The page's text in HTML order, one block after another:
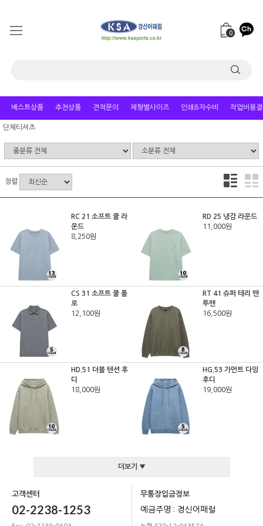
0
베스트상품 추천상품 견적문의 체형별사이즈 인쇄&자수비 작업비용
단체티셔츠
정렬
RC 21 소프트 쿨 라
운드
8,250원
RD 25 냉감 라운드
11,000원
CS 31 소프트 쿨 폴
로
12,100원
RT 41 슈퍼 테리 맨
투맨
16,500원
HD.51 더블 텐션 후
디
18,000원
HG.53 가먼트 다잉
후디
19,000원
더보기 ▼
고객센터
02-2238-1253
무통장입금정보
예금주명 : 경신어패럴